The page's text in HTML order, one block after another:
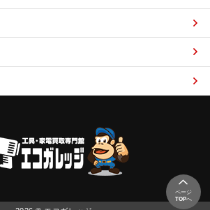
ページ
TOPへ